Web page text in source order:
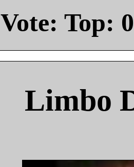
Vote: Top: 0
Limbo